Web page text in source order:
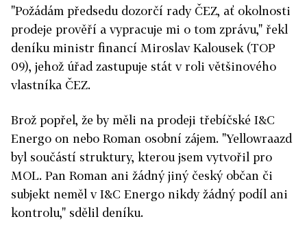
"Požádám předsedu dozorčí rady ČEZ, ať okolnosti
prodeje prověří a vypracuje mi o tom zprávu," řekl
deníku ministr financí Miroslav Kalousek (TOP
09), jehož úřad zastupuje stát v roli většinového
vlastníka ČEZ.
Brož popřel, že by měli na prodeji třebíčské I&C
Energo on nebo Roman osobní zájem. "Yellowraazd
byl součástí struktury, kterou jsem vytvořil pro
MOL. Pan Roman ani žádný jiný český občan či
subjekt neměl v I&C Energo nikdy žádný podíl ani
kontrolu," sdělil deníku.